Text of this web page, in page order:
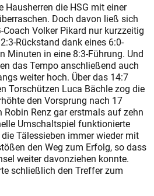
Hausherren die HSG mit einer
Doch davon ließ sich
Volker Pikard nur kurzzeitig
Rückstand dank eines 6:0-
Minuten in eine 8:3-Führung. Und
das Tempo anschließend auch
weiter hoch. Über das 14:7
Torschützen Luca Bächle zog die
den Vorsprung nach 17
Renz gar erstmals auf zehn
Umschaltspiel funktionierte
Tälessieben immer wieder mit
den Weg zum Erfolg, so dass
weiter davonziehen konnte.
schließlich den Treffer zum